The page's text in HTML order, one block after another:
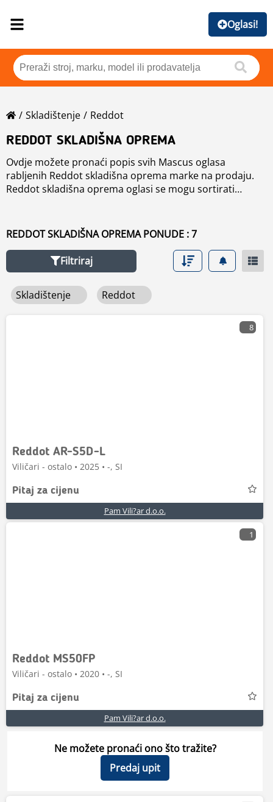
Oglasi!
Skladištenje
Reddot
REDDOT SKLADIŠNA OPREMA
Ovdje možete pronaći popis svih Mascus oglasa
rabljenih Reddot skladišna oprema marke na prodaju.
Reddot skladišna oprema oglasi se mogu sortirati
pročitajte više o u odjeljku Brandovi.
REDDOT SKLADIŠNA OPREMA PONUDE : 7
Filtriraj
Skladištenje Reddot
8
Reddot AR-S5D-L
Viličari - ostalo • 2025 • -, SI
Pitaj za cijenu
Pam Vili?ar d.o.o.
1
Reddot MS50FP
Viličari - ostalo • 2020 • -, SI
Pitaj za cijenu
Pam Vili?ar d.o.o.
Ne možete pronaći ono što tražite?
Predaj upit